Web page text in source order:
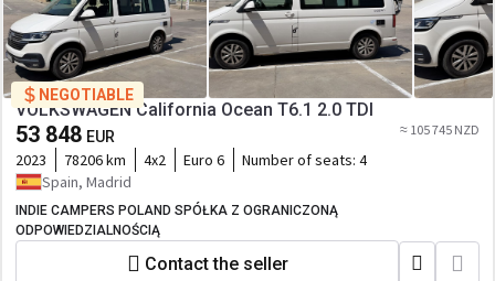
NEGOTIABLE
VOLKSWAGEN California Ocean T6.1 2.0 TDI
53 848 EUR ≈ 105 745 NZD
2023 78206 km 4x2 Euro 6 Number of seats: 4
Spain, Madrid
INDIE CAMPERS POLAND SPÓŁKA Z OGRANICZONĄ
ODPOWIEDZIALNOŚCIĄ
Contact the seller